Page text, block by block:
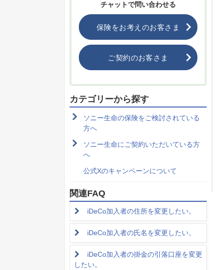
チャットで問い合わせる
保険をお考えのお客さま
ご契約のお客さま
カテゴリーから探す
ソニー生命の保険をご検討されている
方へ
ソニー生命にご契約いただいている方
へ
公式Xのキャンペーンについて
関連FAQ
iDeCo加入者の住所を変更したい。
iDeCo加入者の氏名を変更したい。
iDeCo加入者の掛金の引落口座を変更
したい。